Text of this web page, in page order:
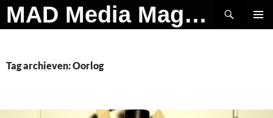
Ga
naar
MAD Media Magazine
Zoeken
Tag archieven: Oorlog